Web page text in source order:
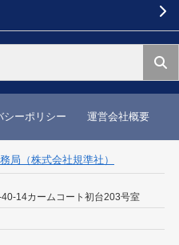
シーポリシー 運営会社概要
局（株式会社規準社）
40-14カームコート初台203号室